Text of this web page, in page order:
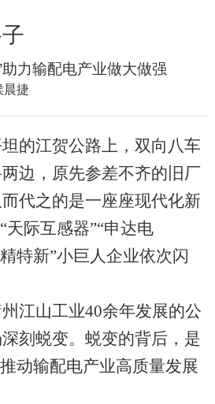
力输配电产业做大做强
晨捷
江贺公路上，双向八车
边，原先参差不齐的旧厂
代之的是一座座现代化新
天际互感器”“申达电
特新”小巨人企业依次闪
山工业40余年发展的公
刻蜕变。蜕变的背后，是
动输配电产业高质量发展